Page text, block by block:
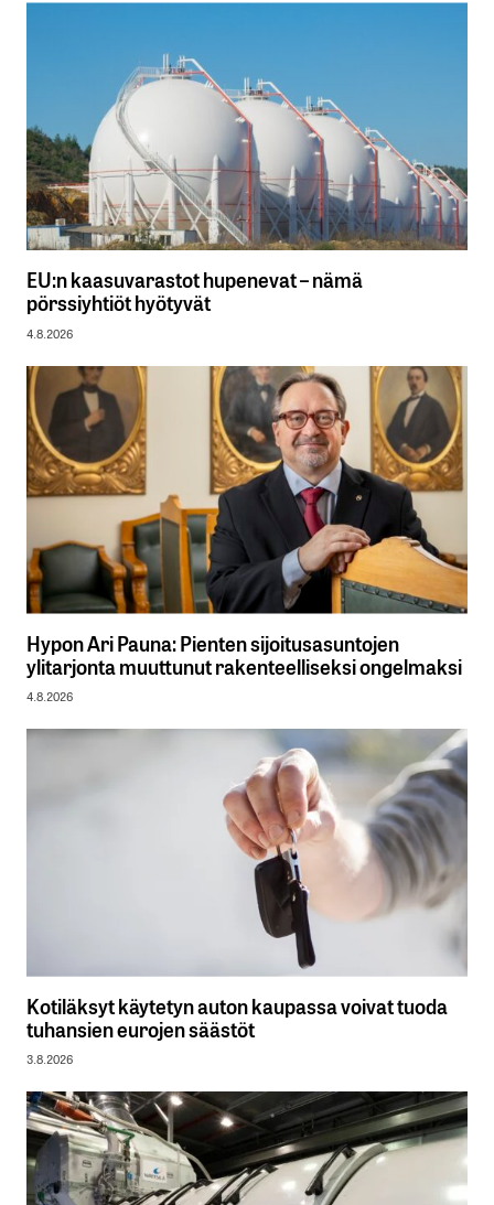
EU:n kaasuvarastot hupenevat – nämä
pörssiyhtiöt hyötyvät
4.8.2026
Hypon Ari Pauna: Pienten sijoitusasuntojen
ylitarjonta muuttunut rakenteelliseksi ongelmaksi
4.8.2026
Kotiläksyt käytetyn auton kaupassa voivat tuoda
tuhansien eurojen säästöt
3.8.2026